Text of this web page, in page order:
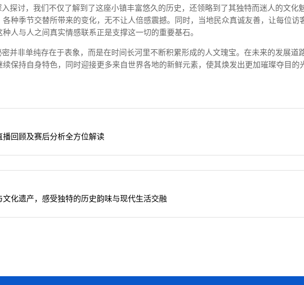
探讨，我们不仅了解到了这座小镇丰富悠久的历史，还领略到了其独特而迷人的文化
种季节交替所带来的变化，无不让人倍感震撼。同时，当地民众真诚友善，让每位访
人与人之间真实情感联系正是支撑这一切的重要基石。
密并非单纯存在于表象，而是在时间长河里不断积累形成的人文瑰宝。在未来的发展道
保持自身特色，同时迎接更多来自世界各地的新鲜元素，使其焕发出更加璀璨夺目的
回顾及赛后分析全方位解读
化遗产，感受独特的历史韵味与现代生活交融